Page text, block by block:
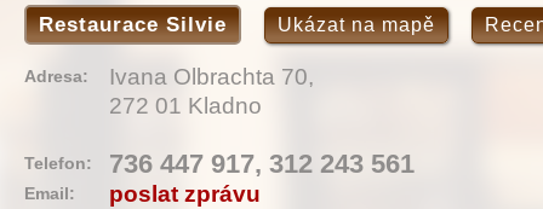
Restaurace Silvie Ukázat na mapě
Adresa:
Ivana Olbrachta 70,
272 01 Kladno
Telefon: 736 447 917, 312 243 561
Email: poslat zprávu